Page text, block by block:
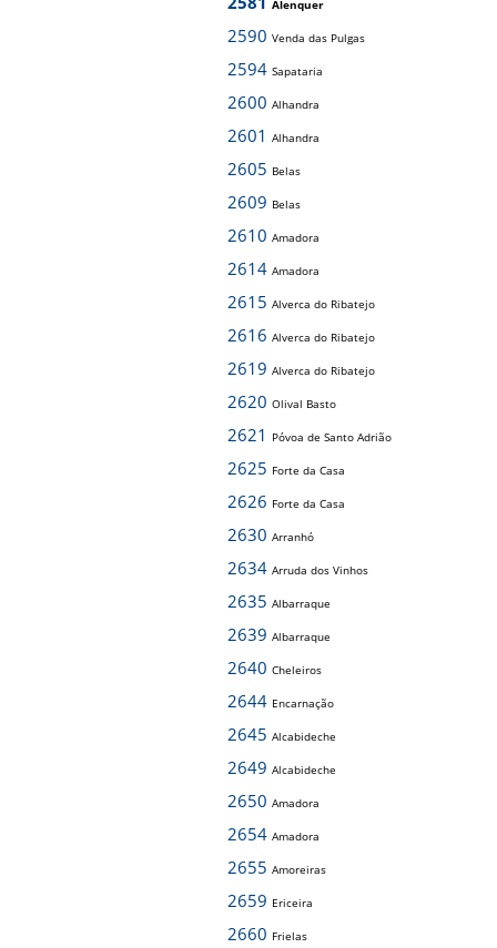
Alenquer
2590 Venda das Pulgas
2594 Sapataria
2600 Alhandra
2601 Alhandra
2605 Belas
2609 Belas
2610 Amadora
2614 Amadora
2615 Alverca do Ribatejo
2616 Alverca do Ribatejo
2619 Alverca do Ribatejo
2620 Olival Basto
2621 Póvoa de Santo Adrião
2625 Forte da Casa
2626 Forte da Casa
2630 Arranhó
2634 Arruda dos Vinhos
2635 Albarraque
2639 Albarraque
2640 Cheleiros
2644 Encarnação
2645 Alcabideche
2649 Alcabideche
2650 Amadora
2654 Amadora
2655 Amoreiras
2659 Ericeira
2660 Frielas